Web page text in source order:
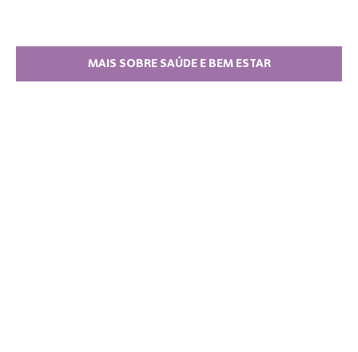
MAIS SOBRE SAÚDE E BEM ESTAR